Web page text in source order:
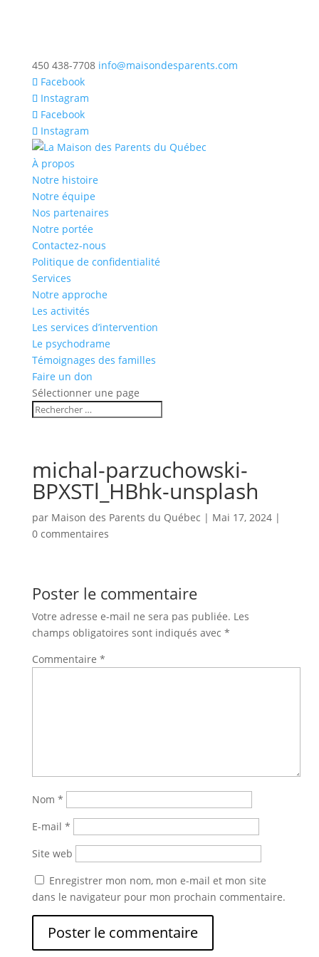
450 438-7708 info@maisondesparents.com
Facebook
Instagram
Facebook
Instagram
À propos
Notre histoire
Notre équipe
Nos partenaires
Notre portée
Contactez-nous
Politique de confidentialité
Services
Notre approche
Les activités
Les services d’intervention
Le psychodrame
Témoignages des familles
Faire un don
Sélectionner une page
michal-parzuchowski-
BPXSTl_HBhk-unsplash
par Maison des Parents du Québec | Mai 17, 2024|
0 commentaires
Poster le commentaire
Votre adresse e-mail ne sera pas publiée. Les
champs obligatoires sont indiqués avec *
Commentaire *
Nom *
E-mail *
Site web
Enregistrer mon nom, mon e-mail et mon site
dans le navigateur pour mon prochain commentaire.